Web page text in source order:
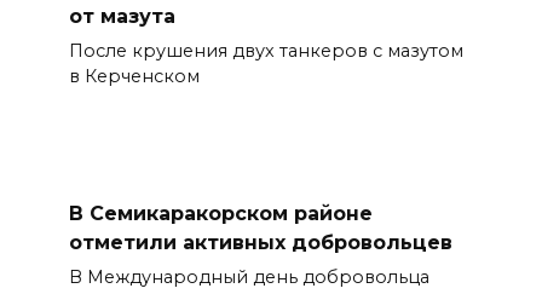
от мазута
После крушения двух танкеров с мазутом
в Керченском
В Семикаракорском районе
отметили активных добровольцев
В Международный день добровольца